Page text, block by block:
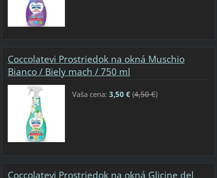
Coccolatevi Prostriedok na okná Muschio
Bianco / Biely mach / 750 ml
Vaša cena: 3,50 €(4,50 €)
Coccolatevi Prostriedok na okná Glicine del